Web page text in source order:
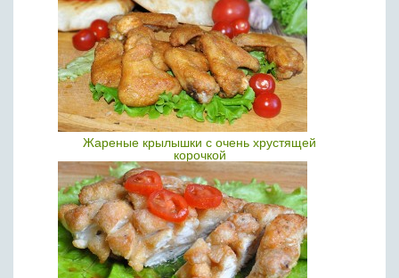
Жареные крылышки с очень хрустящей
корочкой